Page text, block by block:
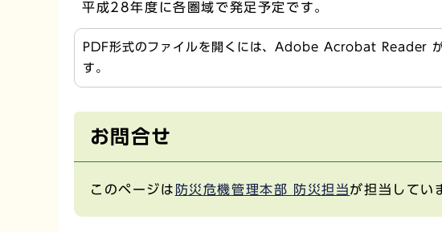
平成28年度に各圏域で発足予定です。
PDF形式のファイルを開くには、Adobe Acrobat Reader
す。
お問合せ
このページは 防災危機管理本部 防災担当が担当してい